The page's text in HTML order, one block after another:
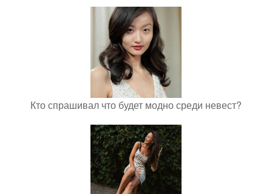
Кто спрашивал что будет модно среди невест?